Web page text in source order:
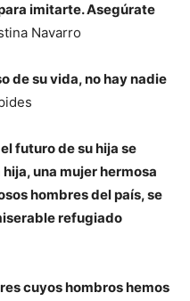
imitarte. Asegúrate
Navarro
de su vida, no hay nadie
futuro de su hija se
una mujer hermosa
hombres del país, se
refugiado
cuyos hombros hemos